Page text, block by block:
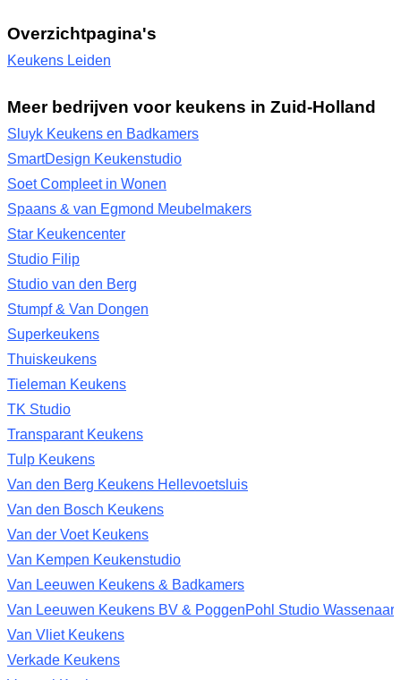
Overzichtpagina's
Keukens Leiden
Meer bedrijven voor keukens in Zuid-Holland
Sluyk Keukens en Badkamers
SmartDesign Keukenstudio
Soet Compleet in Wonen
Spaans & van Egmond Meubelmakers
Star Keukencenter
Studio Filip
Studio van den Berg
Stumpf & Van Dongen
Superkeukens
Thuiskeukens
Tieleman Keukens
TK Studio
Transparant Keukens
Tulp Keukens
Van den Berg Keukens Hellevoetsluis
Van den Bosch Keukens
Van der Voet Keukens
Van Kempen Keukenstudio
Van Leeuwen Keukens & Badkamers
Van Leeuwen Keukens BV & PoggenPohl Studio Wassenaar
Van Vliet Keukens
Verkade Keukens